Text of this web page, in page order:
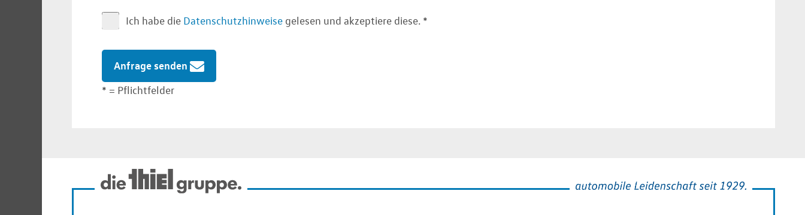
Ich habe die Datenschutzhinweise gelesen und akzeptiere diese. *
Anfrage senden
* = Pflichtfelder